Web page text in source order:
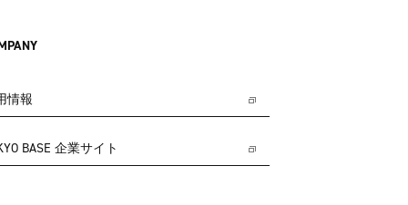
情報
BASE 企業サイト